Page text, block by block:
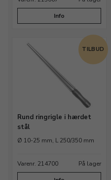
Info
TILBUD
Rund ringrigle i hærdet
stål
Ø 10-25 mm, L 250/350 mm
Varenr. 214700 På lager